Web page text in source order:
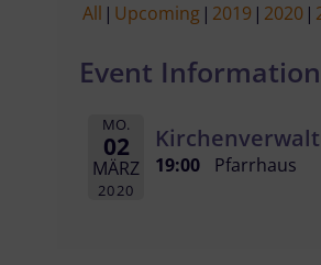
All Upcoming 2019 2020
Event
MO.
02
MÄRZ
2020
19:00 Pfarrhaus